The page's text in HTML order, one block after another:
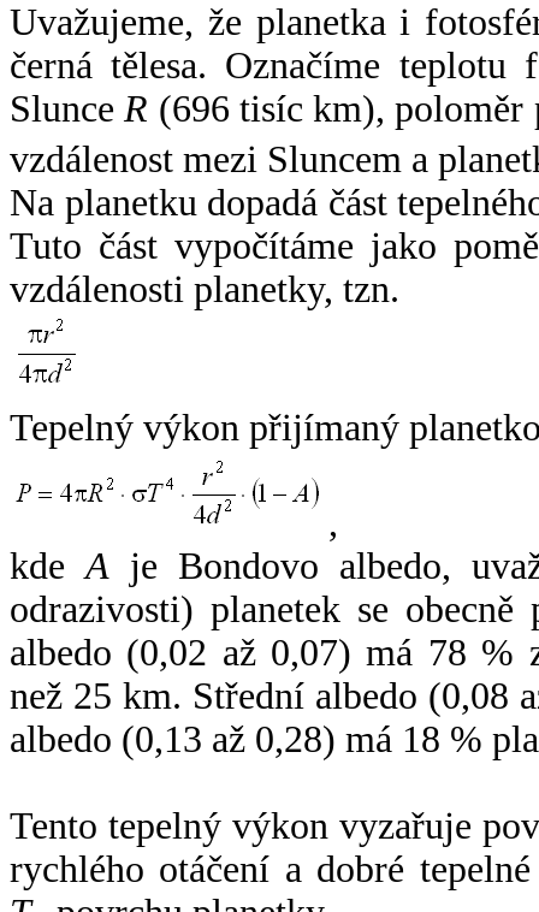
Uvažujeme, že planetka i
černá tělesa. Označíme
SlunceR (696 tisíc km),
vzdálenost mezi Sluncem a
Na planetku dopadá část
Tuto část vypočítáme jako
vzdálenosti planetky, tzn.
Tepelný výkon přijímaný
,
kdeA je Bondovo albedo,
odrazivosti) planetek se
albedo (0,02 až 0,07) má 78 %
než 25 km. Střední albedo (0,08
albedo (0,13 až 0,28) má 18 %
Tento tepelný výkon vyzařuje
rychlého otáčení a dobré